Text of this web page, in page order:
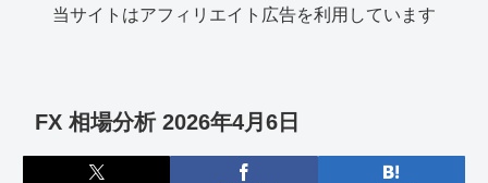
当サイトはアフィリエイト広告を利用しています
FX 相場分析 2026年4月6日